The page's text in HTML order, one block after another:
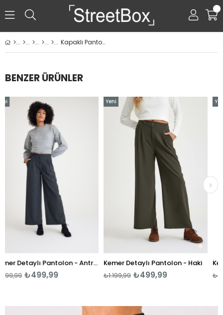
0
Kapaklı Pantolon - Siyah
BENZER ÜRÜNLER
Kemer Detaylı Pantolon - Antrasit Kemer Detaylı Pantolon - Haki
₺499,99
Ürün